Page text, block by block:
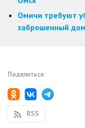
Омичи требуют
заброшенный
Поделиться:
RSS